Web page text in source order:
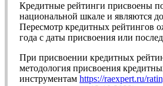
Кредитные рейтинги присвоены
национальной шкале и являются
Пересмотр кредитных рейтингов
года с даты присвоения или
При присвоении кредитных
методология присвоения
инструментам https://raexpert.ru/